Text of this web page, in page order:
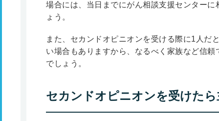
場合には、当日までにがん相談支援センター
ょう。
また、セカンドオピニオンを受ける際に1人だ
い場合もありますから、なるべく家族など信
でしょう。
セカンドオピニオンを受けた